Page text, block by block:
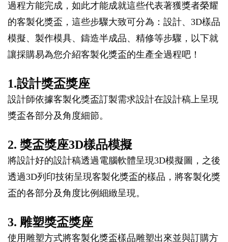
過程方能完成，如此才能成就這些代表著獲獎者榮耀
的客製化獎盃，這些步驟大致可分為：設計、3D樣品
模擬、製作模具、鑄造半成品、精修等步驟，以下就
讓採購易為您介紹客製化獎盃的生產全過程吧！
1.設計獎盃獎座
設計師依據客製化獎盃訂製需求設計在設計稿上呈現
獎盃各部分及角度細節。
2. 獎盃獎座3D樣品模擬
將設計好的設計稿透過電腦軟體呈現3D模擬圖，之後
透過3D列印技術呈現客製化獎盃的樣品，將客製化獎
盃的各部分及角度比例細緻呈現。
3. 雕塑獎盃獎座
使用雕塑方式將客製化獎盃樣品雕塑出來並與訂購方